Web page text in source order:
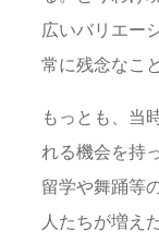
広いバリエー
常に残念なこ
もっとも、当
れる機会を持
留学や舞踊等
人たちが増え